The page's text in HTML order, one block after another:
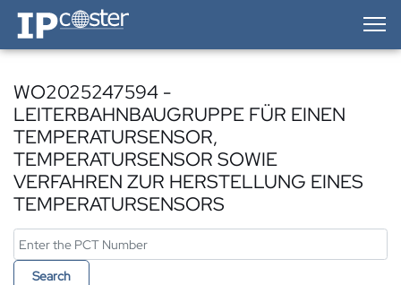
IP-Coster — Home
WO2025247594 -
LEITERBAHNBAUGRUPPE FÜR EINEN
TEMPERATURSENSOR,
TEMPERATURSENSOR SOWIE
VERFAHREN ZUR HERSTELLUNG EINES
TEMPERATURSENSORS
Search